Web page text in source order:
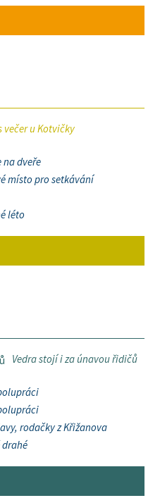
večer u Kotvičky
na dveře
místo pro setkávání
léto
Vedra stojí i za únavou řidičů
rodačky z Křižanova